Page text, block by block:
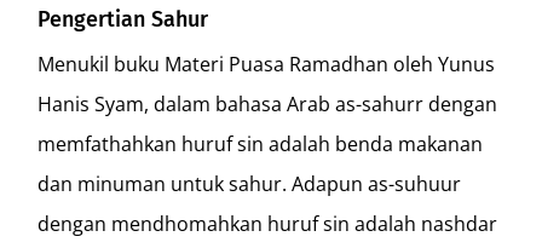
Pengertian Sahur
Menukil buku Materi Puasa Ramadhan oleh Yunus
Hanis Syam, dalam bahasa Arab as-sahurr dengan
memfathahkan huruf sin adalah benda makanan
dan minuman untuk sahur. Adapun as-suhuur
dengan mendhomahkan huruf sin adalah nashdar